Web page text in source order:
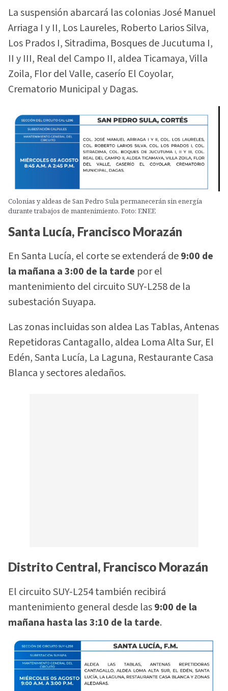
La suspensión abarcará las colonias José Manuel
Arriaga I y II, Los Laureles, Roberto Larios Silva,
Los Prados I, Sitradima, Bosques de Jucutuma I,
II y III, Real del Campo II, aldea Ticamaya, Villa
Zoila, Flor del Valle, caserío El Coyolar,
Crematorio Municipal y Dagas.
Colonias y aldeas de San Pedro Sula permanecerán sin energía
durante trabajos de mantenimiento. Foto: ENEE
Santa Lucía, Francisco Morazán
En Santa Lucía, el corte se extenderá de9:00 de
la mañana a 3:00 de la tarde por el
mantenimiento del circuito SUY-L258 de la
subestación Suyapa.
Las zonas incluidas son aldea Las Tablas, Antenas
Repetidoras Cantagallo, aldea Loma Alta Sur, El
Edén, Santa Lucía, La Laguna, Restaurante Casa
Blanca y sectores aledaños.
Distrito Central, Francisco Morazán
El circuito SUY-L254 también recibirá
mantenimiento general desde las9:00 de la
mañana hasta las 3:10 de la tarde.